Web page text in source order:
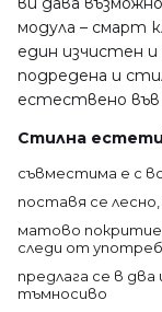
модула – смарт
един изчистен и
подредена и
естествено във
Стилна
съвместима е с
поставя се
матово
следи от
предлага се в два
тъмносиво